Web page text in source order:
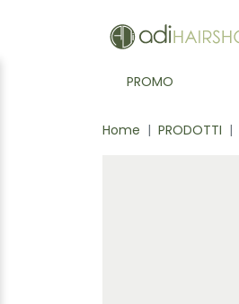
PROMO
Home PRODOTTI